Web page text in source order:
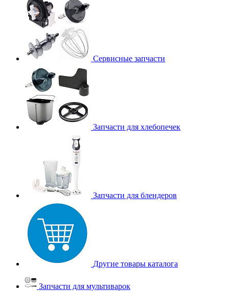
Сервисные запчасти
Запчасти для хлебопечек
Запчасти для блендеров
Другие товары каталога
Запчасти для мультиварок